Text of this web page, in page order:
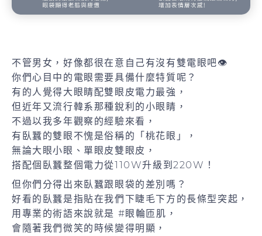
不管男女，好像都很在意自己有沒有雙電眼吧👁️
你們心目中的電眼需要具備什麼特質呢？
有的人覺得大眼睛配雙眼皮電力最強，
但近年又流行韓系那種銳利的小眼睛，
不過以我多年觀察的經驗來看，
有臥蠶的雙眼不愧是俗稱的「桃花眼」，
無論大眼小眼、單眼皮雙眼皮，
搭配個臥蠶整個電力從110W升級到220W！
但你們分得出來臥蠶跟眼袋的差別嗎？
好看的臥蠶是指貼在我們下睫毛下方的長條型突起，
用專業的術語來說就是 #眼輪匝肌，
會隨著我們微笑的時候變得明顯，